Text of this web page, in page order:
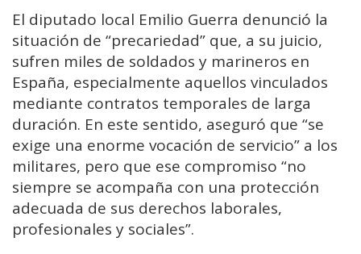
El diputado local Emilio Guerra denunció la
situación de “precariedad” que, a su juicio,
sufren miles de soldados y marineros en
España, especialmente aquellos vinculados
mediante contratos temporales de larga
duración. En este sentido, aseguró que “se
exige una enorme vocación de servicio” a los
militares, pero que ese compromiso “no
siempre se acompaña con una protección
adecuada de sus derechos laborales,
profesionales y sociales”.